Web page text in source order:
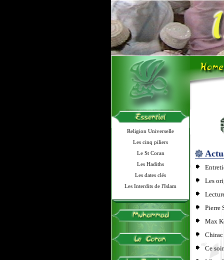
Religion Universelle
Les cinq piliers
Le St Coran
Les Hadiths
Les dates clés
Les Interdits de l'Islam
Les
Pierre
Max
Ce